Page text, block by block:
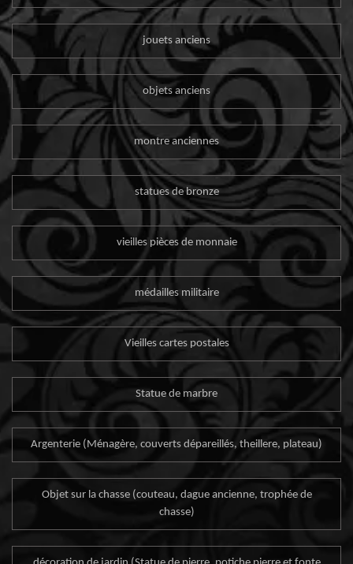
jouets anciens
objets anciens
montre anciennes
statues de bronze
vieilles pièces de monnaie
médailles militaire
Vieilles cartes postales
Statue de marbre
Argenterie (Ménagère, couverts dépareillés, theillere, plateau)
Objet sur la chasse (couteau, dague ancienne, trophée de
chasse)